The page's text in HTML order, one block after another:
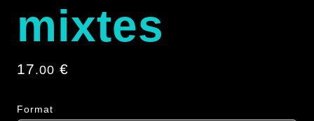
mixtes
17.00 €
Format